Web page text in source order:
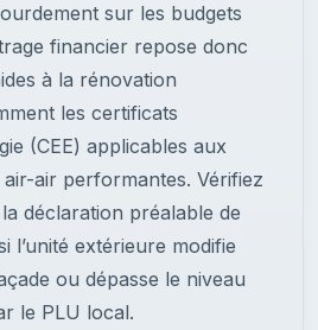
sur les budgets
financier repose donc
à la rénovation
les certificats
(CEE) applicables aux
air performantes. Vérifiez
déclaration préalable de
l’unité extérieure modifie
ou dépasse le niveau
le PLU local.